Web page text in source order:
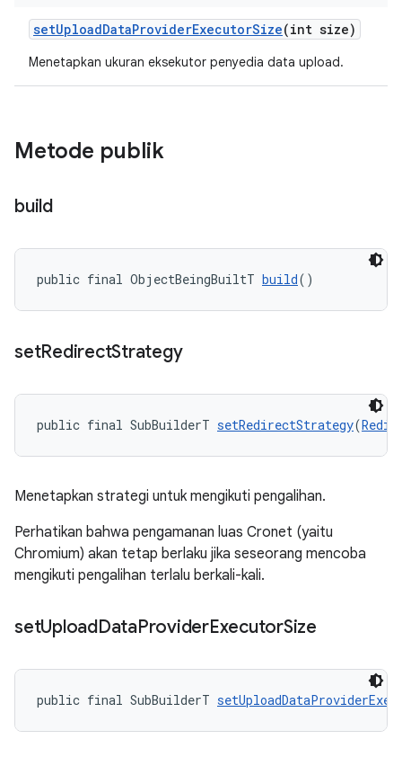
setUploadDataProviderExecutorSize(int size)
Menetapkan ukuran eksekutor penyedia data upload.
Metode publik
build
public final ObjectBeingBuiltT build()
setRedirectStrategy
public final SubBuilderT setRedirectStrategy(
Menetapkan strategi untuk mengikuti pengalihan.
Perhatikan bahwa pengamanan luas Cronet (yaitu
Chromium) akan tetap berlaku jika seseorang mencoba
mengikuti pengalihan terlalu berkali-kali.
setUploadDataProviderExecutorSize
public final SubBuilderT